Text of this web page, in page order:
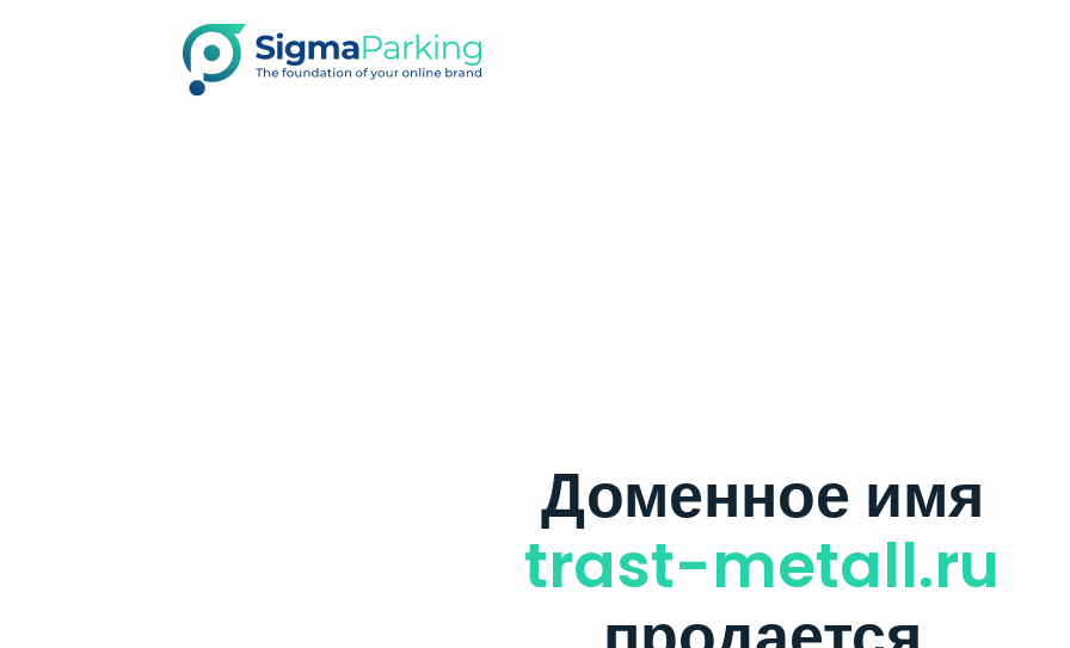
Доменное имя
trast-metall.ru